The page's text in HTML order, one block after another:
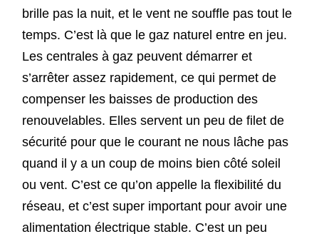
brille pas la nuit, et le vent ne souffle pas tout le
temps. C’est là que le gaz naturel entre en jeu.
Les centrales à gaz peuvent démarrer et
s’arrêter assez rapidement, ce qui permet de
compenser les baisses de production des
renouvelables. Elles servent un peu de filet de
sécurité pour que le courant ne nous lâche pas
quand il y a un coup de moins bien côté soleil
ou vent. C’est ce qu’on appelle la flexibilité du
réseau, et c’est super important pour avoir une
alimentation électrique stable. C’est un peu